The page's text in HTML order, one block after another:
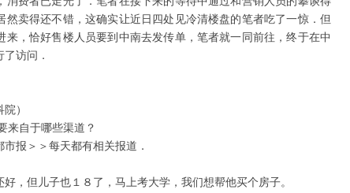
然卖得还不错，这确实让近日四处见冷清楼盘的笔者吃了一惊．但
来，恰好售楼人员要到中南去发传单，笔者就一同前往，终于在中
访问．
）
来自于哪些渠道？
报＞＞每天都有相关报道．
，但儿子也１８了，马上考大学，我们想帮他买个房子。